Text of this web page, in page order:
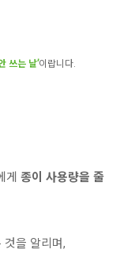
쓰는 날’이랍니다.
게 종이 사용량을 줄
것을 알리며,